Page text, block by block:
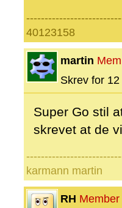
40123158
martin
Skrev for
Super Go stil
skrevet at de
karmann martin
RH Member